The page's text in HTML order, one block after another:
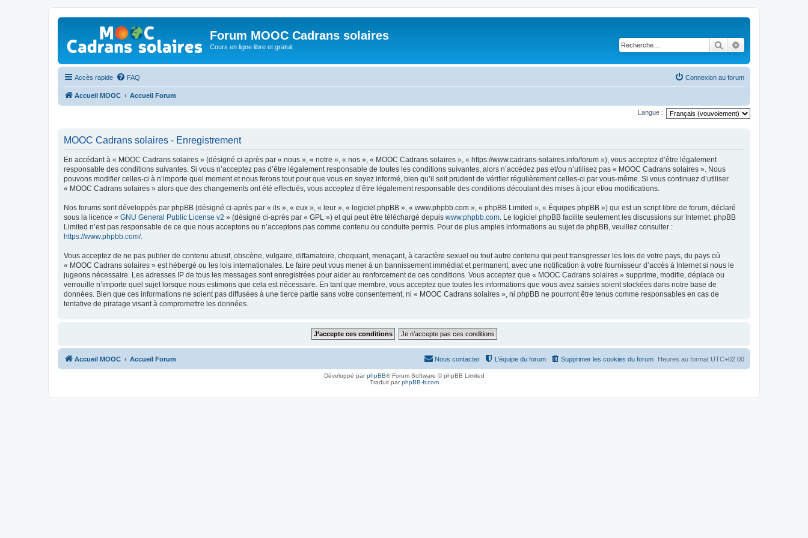
Forum MOOC Cadrans solaires
Cours en ligne libre et gratuit Rechercher
Accès rapide FAQ Connexion au forum
Accueil MOOC Accueil Forum
Langue :
MOOC Cadrans solaires - Enregistrement
En accédant à « MOOC Cadrans solaires » (désigné ci-après par « nous », « notre », « nos », « MOOC Cadrans solaires », « https://www.cadrans-solaires.info/forum »), vous acceptez d’être légalement
responsable des conditions suivantes. Si vous n’acceptez pas d’être légalement responsable de toutes les conditions suivantes, alors n’accédez pas et/ou n’utilisez pas « MOOC Cadrans solaires ». Nous
pouvons modifier celles-ci à n’importe quel moment et nous ferons tout pour que vous en soyez informé, bien qu’il soit prudent de vérifier régulièrement celles-ci par vous-même. Si vous continuez d’utiliser
« MOOC Cadrans solaires » alors que des changements ont été effectués, vous acceptez d’être légalement responsable des conditions découlant des mises à jour et/ou modifications.
Nos forums sont développés par phpBB (désigné ci-après par « ils », « eux », « leur », « logiciel phpBB », « www.phpbb.com », « phpBB Limited », « Équipes phpBB ») qui est un script libre de forum, déclaré
sous la licence « GNU General Public License v2 » (désigné ci-après par « GPL ») et qui peut être téléchargé depuis www.phpbb.com. Le logiciel phpBB facilite seulement les discussions sur Internet. phpBB
Limited n’est pas responsable de ce que nous acceptons ou n’acceptons pas comme contenu ou conduite permis. Pour de plus amples informations au sujet de phpBB, veuillez consulter :
https://www.phpbb.com/.
Vous acceptez de ne pas publier de contenu abusif, obscène, vulgaire, diffamatoire, choquant, menaçant, à caractère sexuel ou tout autre contenu qui peut transgresser les lois de votre pays, du pays où
« MOOC Cadrans solaires » est hébergé ou les lois internationales. Le faire peut vous mener à un bannissement immédiat et permanent, avec une notification à votre fournisseur d’accès à Internet si nous le
jugeons nécessaire. Les adresses IP de tous les messages sont enregistrées pour aider au renforcement de ces conditions. Vous acceptez que « MOOC Cadrans solaires » supprime, modifie, déplace ou
verrouille n’importe quel sujet lorsque nous estimons que cela est nécessaire. En tant que membre, vous acceptez que toutes les informations que vous avez saisies soient stockées dans notre base de
données. Bien que ces informations ne soient pas diffusées à une tierce partie sans votre consentement, ni « MOOC Cadrans solaires », ni phpBB ne pourront être tenus comme responsables en cas de
tentative de piratage visant à compromettre les données.
Accueil MOOC Accueil Forum Heures au format UTC+02:00
Supprimer les cookies du forum
L’équipe du forum
Nous contacter
Développé parphpBB® Forum Software © phpBB Limited
Traduit parphpBB-fr.com